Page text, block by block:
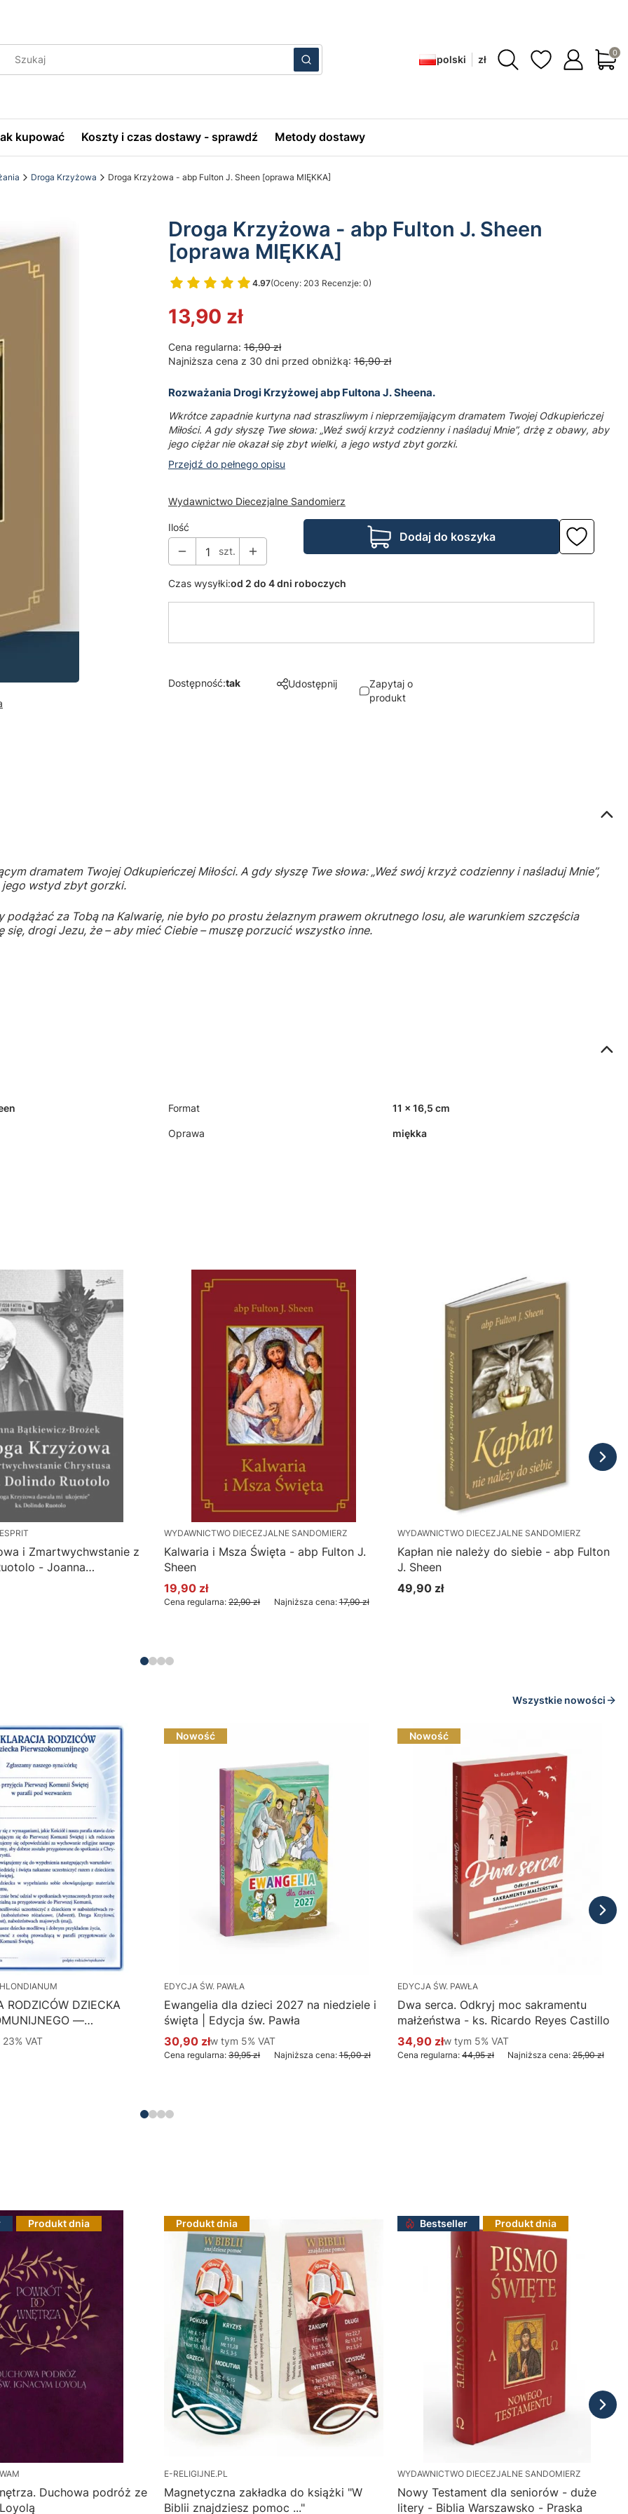
WyczyśćSzukaj polski zł
kupować Koszty i czas dostawy - sprawdź Metody dostawy
Droga Krzyżowa Droga Krzyżowa - abp Fulton J. Sheen [oprawa MIĘKKA]
Droga Krzyżowa - abp Fulton J. Sheen
[oprawa MIĘKKA]
4.97(Oceny: 203 Recenzje: 0)
Przejdź do sekcji Opinie
13,90 zł
Cena regularna: 16,90 zł
Najniższa cena z 30 dni przed obniżką: 16,90 zł
Rozważania Drogi Krzyżowej abp Fultona J. Sheena.
Wkrótce zapadnie kurtyna nad straszliwym i nieprzemijającym dramatem Twojej Odkupieńczej
Miłości. A gdy słyszę Twe słowa: „Weź swój krzyż codzienny i naśladuj Mnie”, drżę z obawy, aby
jego ciężar nie okazał się zbyt wielki, a jego wstyd zbyt gorzki.
Przejdź do pełnego opisu
Wydawnictwo Diecezjalne Sandomierz
Ilość
szt.
Dodaj do koszyka
Czas wysyłki:od 2 do 4 dni roboczych
Dostępność:tak Udostępnij
Zapytaj o
produkt
dramatem Twojej Odkupieńczej Miłości. A gdy słyszę Twe słowa: „Weź swój krzyż codzienny i naśladuj Mnie”,
jego wstyd zbyt gorzki.
za Tobą na Kalwarię, nie było po prostu żelaznym prawem okrutnego losu, ale warunkiem szczęścia
drogi Jezu, że – aby mieć Ciebie – muszę porzucić wszystko inne.
Format 11 x 16,5 cm
Oprawa miękka
i Zmartwychwstanie z
- Joanna
WYDAWNICTWO DIECEZJALNE SANDOMIERZ
Kalwaria i Msza Święta - abp Fulton J.
Sheen
Cena promocyjna
19,90 zł
Cena regularna: 22,90 zł Najniższa cena: 17,90 zł
WYDAWNICTWO DIECEZJALNE SANDOMIERZ
Kapłan nie należy do siebie - abp Fulton
J. Sheen
Cena
49,90 zł
Wszystkie nowości
RODZICÓW DZIECKA
—
Hlondianum - druk
50 szt.
VAT
23% VAT
Nowość
EDYCJA ŚW. PAWŁA
Ewangelia dla dzieci 2027 na niedziele i
święta | Edycja św. Pawła
Cena promocyjna brutto
30,90 złw tym %s VAT
w tym 5% VAT
Cena regularna: 39,95 zł Najniższa cena: 15,00 zł
Nowość
EDYCJA ŚW. PAWŁA
Dwa serca. Odkryj moc sakramentu
małżeństwa - ks. Ricardo Reyes Castillo
Cena promocyjna brutto
34,90 złw tym %s VAT
w tym 5% VAT
Cena regularna: 44,95 zł Najniższa cena: 25,90 zł
Produkt dnia
Duchowa podróż ze
Produkt dnia
E-RELIGIJNE.PL
Magnetyczna zakładka do książki "W
Biblii znajdziesz pomoc ..."
Bestseller Produkt dnia
WYDAWNICTWO DIECEZJALNE SANDOMIERZ
Nowy Testament dla seniorów - duże
litery - Biblia Warszawsko - Praska